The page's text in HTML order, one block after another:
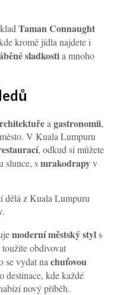
Taman Connaught
kromě jídla najdete i
sladkostia mnoho
a gastronomii,
V Kuala Lumpuru
, odkud si můžete
slunce, smrakodrapyv
dělá z Kuala Lumpuru
.
moderní městský styls
obdivovat
se vydat na chuťovou
destinace, kde každé
nový příběh.